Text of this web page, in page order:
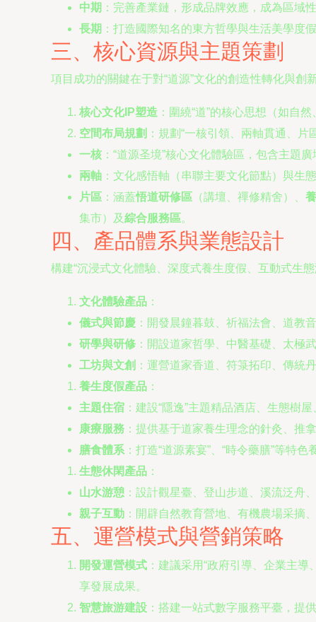
中期 ：完善產業鏈，形成品牌效應，成為區域
長期 ：打造國際知名的東方哲學與生活美學度
三、核心資源與主題策劃
項目成功的關鍵在于對“道源”文化的創造性轉化與創
核心文化IP塑造 ：圍繞“道”的核心思想（如自
空間布局規劃 ：規劃“一核引領、兩軸貫通、片
一核 ：“道源圣境”核心文化體驗區，包含主題
兩軸 ：文化感悟軸（串聯主要文化節點）與生
片區 ：涵蓋悟道研修區 （講壇、禪修精舍）、
集市）及綜合服務區。
四、產品體系與業態設計
構建“沉浸式文化體驗、深度式養生度假、互動式生態
文化體驗產品 ：
儀式與節慶 ：開發晨鐘暮鼓、祈福法會、道教
研學與研修 ：開設道家哲學、中醫基礎、太極
工坊與文創 ：運營道家香道、符箓拓印、傳統
養生度假產品 ：
主題住宿 ：建設“隱逸”主題精品酒店、生態樹屋
康療服務 ：提供基于道家養生理念的針灸、推
膳食體系 ：打造“道源素宴”、“時令藥膳”等特色
生態休閑產品 ：
山水游憩 ：設計觀星臺、登山步道、溪流泛舟
親子互動 ：開辟自然教育營地、有機農場采摘
五、運營模式與營銷策略
開發運營模式 ：建議采用“政府引導、企業主
享發展成果。
智慧旅游建設 ：搭建一站式數字服務平臺，提